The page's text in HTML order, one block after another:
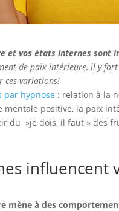
et vos états internes sont
de paix intérieure, il y
ces variations!
par hypnose : relation à la
positive, la paix
du »je dois, il faut » des
influencent
mène à des